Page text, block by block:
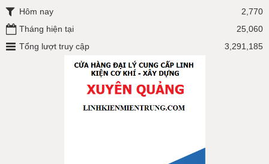
Hôm nay
2,770
Tháng hiện tại
25,060
Tổng lượt truy cập
3,291,185